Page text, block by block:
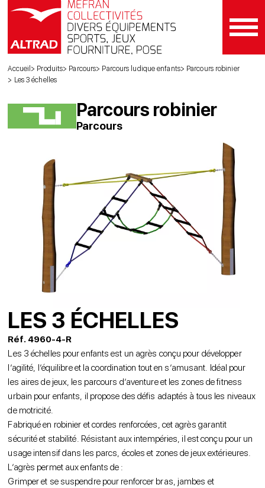
Accueil Produits Parcours Parcours ludique enfants
Parcours robinier
Les 3 échelles
Parcours robinier
Parcours
LES 3 ÉCHELLES
Réf. 4960-4-R
Les 3 échelles pour enfants est un agrès conçu pour développer
l’agilité, l’équilibre et la coordination tout en s’amusant. Idéal pour
les aires de jeux, les parcours d’aventure et les zones de fitness
urbain pour enfants, il propose des défis adaptés à tous les niveaux
de motricité.
Fabriqué en robinier et cordes renforcées, cet agrès garantit
sécurité et stabilité. Résistant aux intempéries, il est conçu pour un
usage intensif dans les parcs, écoles et zones de jeux extérieures.
L’agrès permet aux enfants de :
Grimper et se suspendre pour renforcer bras, jambes et